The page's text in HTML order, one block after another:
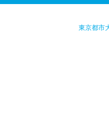
東京都市